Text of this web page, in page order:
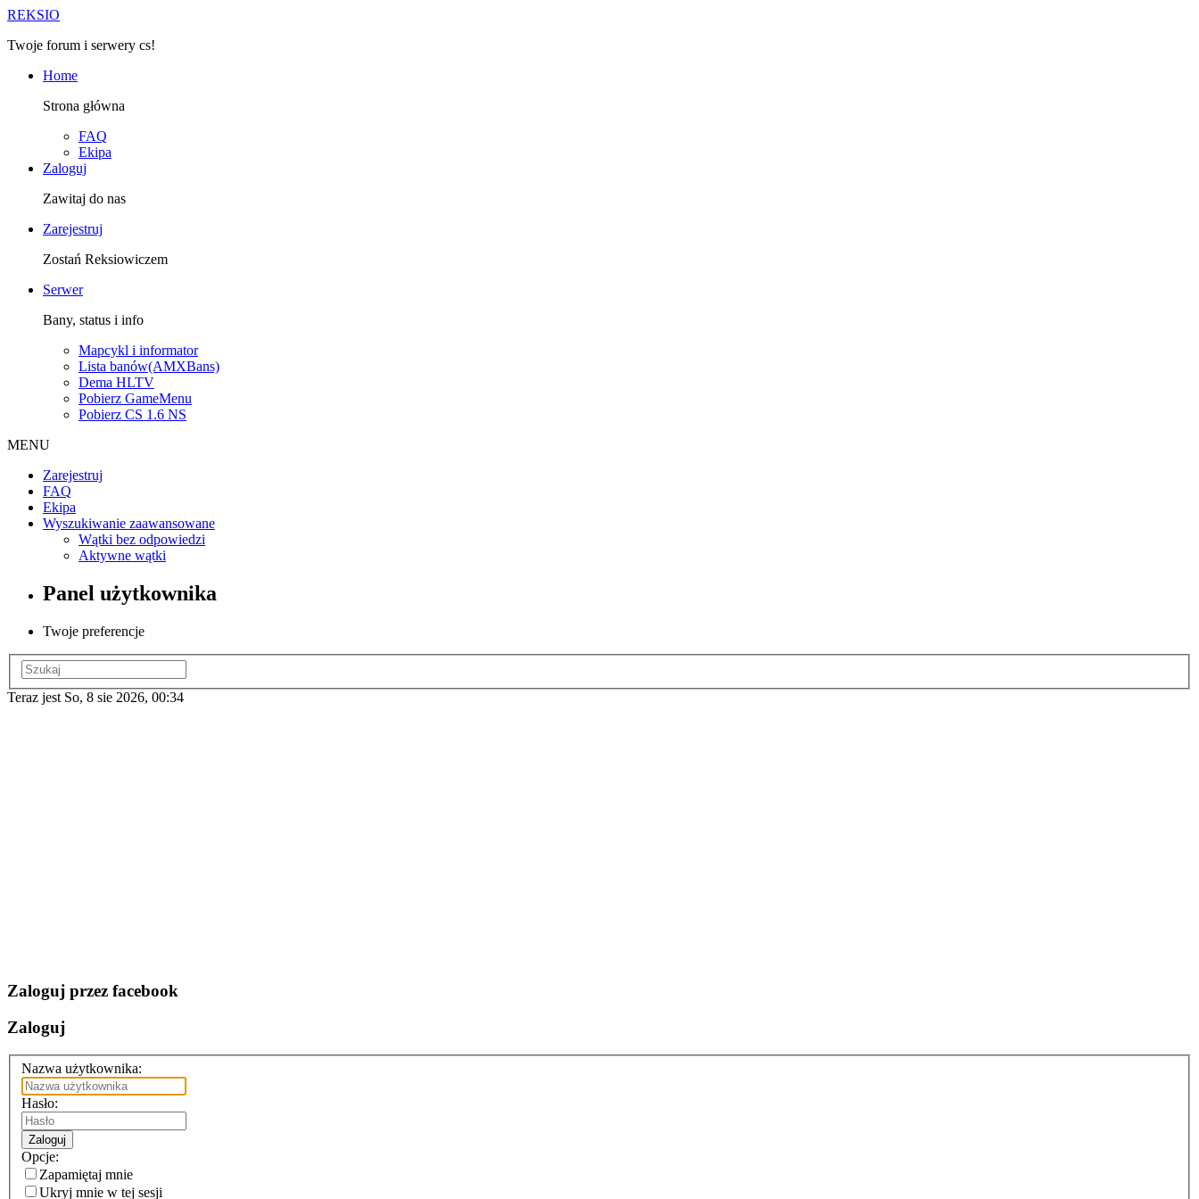
REKSIO
Twoje forum i serwery cs!
Home
Strona główna
FAQ
Ekipa
Zaloguj
Zawitaj do nas
Zarejestruj
Zostań Reksiowiczem
Serwer
Bany, status i info
Mapcykl i informator
Lista banów(AMXBans)
Dema HLTV
Pobierz GameMenu
Pobierz CS 1.6 NS
MENU
Zarejestruj
FAQ
Ekipa
Wyszukiwanie zaawansowane
Wątki bez odpowiedzi
Aktywne wątki
Panel użytkownika
Twoje preferencje
Teraz jest So, 8 sie 2026, 00:34
Zaloguj przez facebook
Zaloguj
Nazwa użytkownika:
Hasło:
Zaloguj
Opcje:
Zapamiętaj mnie
Ukryj mnie w tej sesji